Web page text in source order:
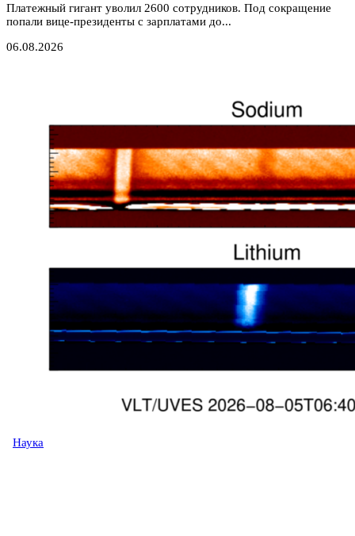
Платежный гигант уволил 2600 сотрудников. Под сокращение
попали вице-президенты с зарплатами до...
06.08.2026
Наука